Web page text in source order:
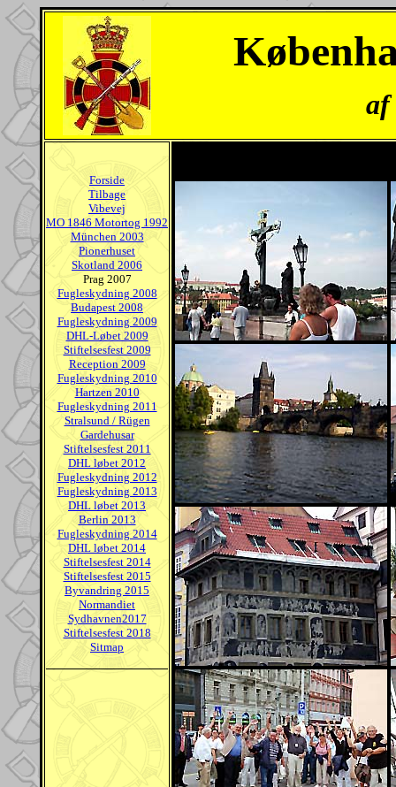
af
Forside
Tilbage
Vibevej
MO 1846 Motortog 1992
München 2003
Pionerhuset
Skotland 2006
Prag 2007
Fugleskydning 2008
Budapest 2008
Fugleskydning 2009
DHL-Løbet 2009
Stiftelsesfest 2009
Reception 2009
Fugleskydning 2010
Hartzen 2010
Fugleskydning 2011
Stralsund / Rügen
Gardehusar
Stiftelsesfest 2011
DHL løbet 2012
Fugleskydning 2012
Fugleskydning 2013
DHL løbet 2013
Berlin 2013
Fugleskydning 2014
DHL løbet 2014
Stiftelsesfest 2014
Stiftelsesfest 2015
Byvandring 2015
Normandiet
Sydhavnen2017
Stiftelsesfest 2018
Sitmap